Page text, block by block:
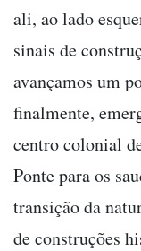
ali, ao lado
sinais de
avançamos um
finalmente,
centro colonial
Ponte para os
transição da
de construções